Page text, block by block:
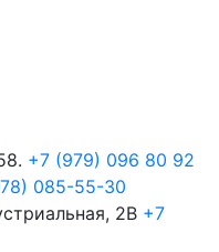
+7 (979) 096 80 92
085-55-30
2В +7